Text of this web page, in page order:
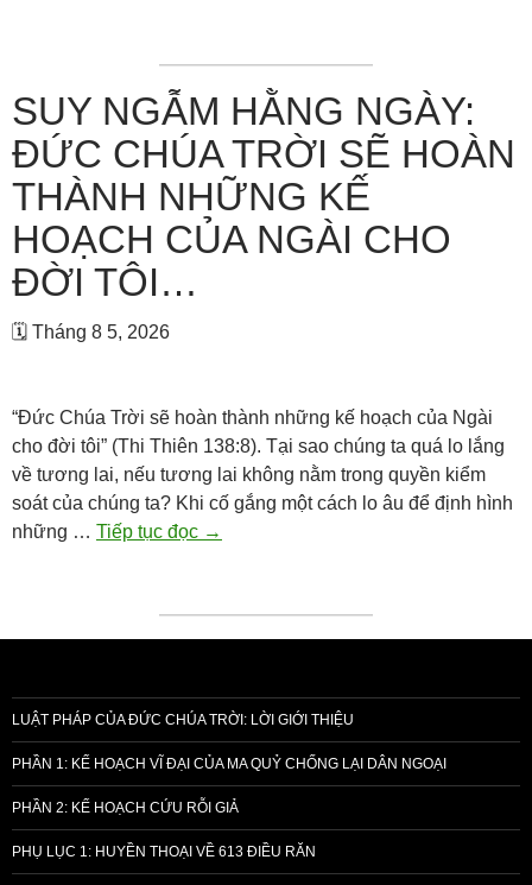
ngày:
Chúa
sẽ
luôn
dẫn
dắt
con,
thỏa
con…
SUY NGẪM HẰNG NGÀY:
ĐỨC CHÚA TRỜI SẼ HOÀN
THÀNH NHỮNG KẾ
HOẠCH CỦA NGÀI CHO
ĐỜI TÔI…
🗓 Tháng 8 5, 2026
“Đức Chúa Trời sẽ hoàn thành những kế hoạch của Ngài
cho đời tôi” (Thi Thiên 138:8). Tại sao chúng ta quá lo lắng
về tương lai, nếu tương lai không nằm trong quyền kiểm
soát của chúng ta? Khi cố gắng một cách lo âu để định hình
những … Tiếp tục đọc Suy
ngày:
Đức
Trời
sẽ
hoàn
thành
những
kế
hoạch
→
LUẬT PHÁP CỦA ĐỨC CHÚA TRỜI: LỜI GIỚI THIỆU
PHẦN 1: KẾ HOẠCH VĨ ĐẠI CỦA MA QUỶ CHỐNG LẠI DÂN NGOẠI
PHẦN 2: KẾ HOẠCH CỨU RỖI GIẢ
PHỤ LỤC 1: HUYỀN THOẠI VỀ 613 ĐIỀU RĂN